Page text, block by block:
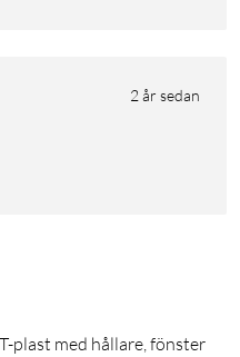
2 år sedan
plast med hållare, fönster